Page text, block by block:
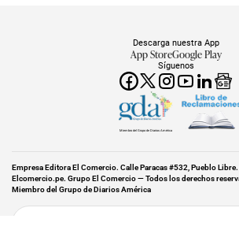
Síguenos
Descarga nuestra App
App StoreGoogle Play
Miembro del Grupo de Diarios América
Empresa Editora El Comercio. Calle Paracas #532, Pueblo
Elcomercio.pe. Grupo El Comercio — Todos los derechos
Miembro del Grupo de Diarios América